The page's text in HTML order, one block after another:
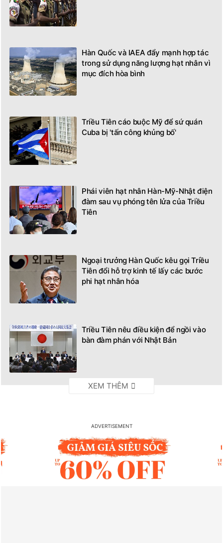
Hàn Quốc và IAEA đẩy mạnh hợp tác
trong sử dụng năng lượng hạt nhân vì
mục đích hòa bình
Triều Tiên cáo buộc Mỹ để sứ quán
Cuba bị 'tấn công khủng bố'
Phái viên hạt nhân Hàn-Mỹ-Nhật điện
đàm sau vụ phóng tên lửa của Triều
Tiên
Ngoại trưởng Hàn Quốc kêu gọi Triều
Tiên đổi hỗ trợ kinh tế lấy các bước
phi hạt nhân hóa
Triều Tiên nêu điều kiện để ngồi vào
bàn đàm phán với Nhật Bản